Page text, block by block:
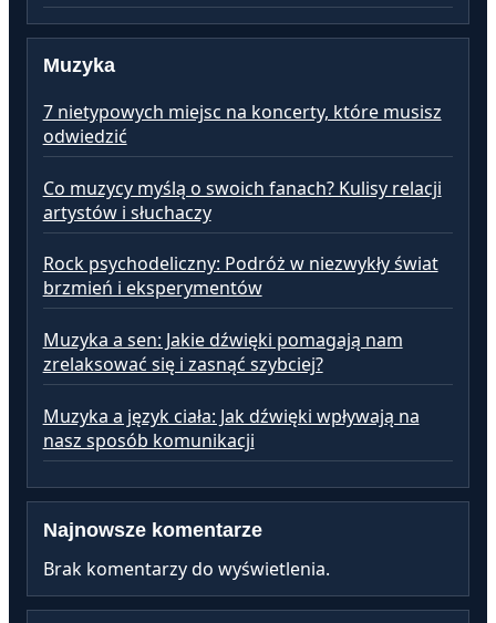
Muzyka
7 nietypowych miejsc na koncerty, które musisz
odwiedzić
Co muzycy myślą o swoich fanach? Kulisy relacji
artystów i słuchaczy
Rock psychodeliczny: Podróż w niezwykły świat
brzmień i eksperymentów
Muzyka a sen: Jakie dźwięki pomagają nam
zrelaksować się i zasnąć szybciej?
Muzyka a język ciała: Jak dźwięki wpływają na
nasz sposób komunikacji
Najnowsze komentarze
Brak komentarzy do wyświetlenia.